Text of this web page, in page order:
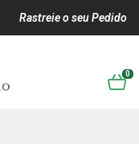
Rastreie o seu Pedido
0